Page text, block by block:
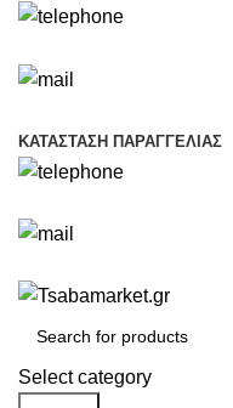
ΚΑΤΆΣΤΑΣΗ ΠΑΡΑΓΓΕΛΊΑΣ
Select category